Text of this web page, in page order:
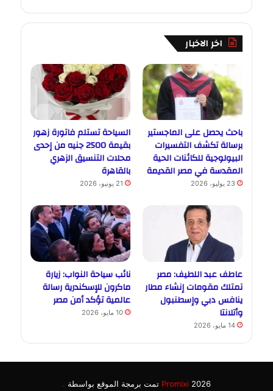
اخر الاخبار
باحث يحصل على الماجستير
برسالة تكشف التفسيرات
البيولوجية للكائنات الحية
المقدسة في مصر القديمة
23 يوليو، 2026
السياحة تستلم فاتورة زهور
بقيمة 2500 جنيه من إحدى
محلات التنسيق الزهري
بالقاهرة
21 يونيو، 2026
عاطف عبد اللطيف: مصر
تمتلك مقومات إنشاء مطار
ينافس دبي وإسطنبول
وأتلانتا
14 مايو، 2026
نائب سياحة النواب: زيارة
ماكرون للإسكندرية رسالة
عالمية تؤكد أمن مصر
10 مايو، 2026
Promixi2026 تمت برمجة الموقع بواسطة .